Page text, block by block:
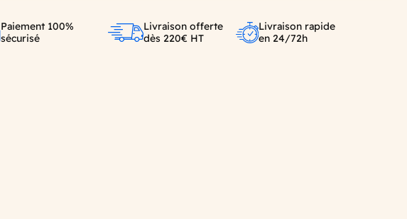
Paiement 100%
sécurisé
Livraison offerte
dès 220€ HT
Livraison rapide
en 24/72h